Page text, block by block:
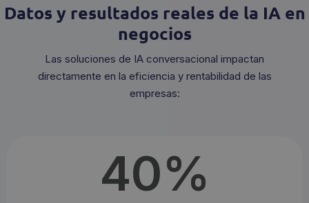
Datos y resultados reales de la IA en
negocios
Las soluciones de IA conversacional impactan
directamente en la eficiencia y rentabilidad de las
empresas:
40%